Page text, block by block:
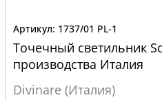
1737/01 PL-1
Точечный светильник
производства Италия
Divinare (Италия)